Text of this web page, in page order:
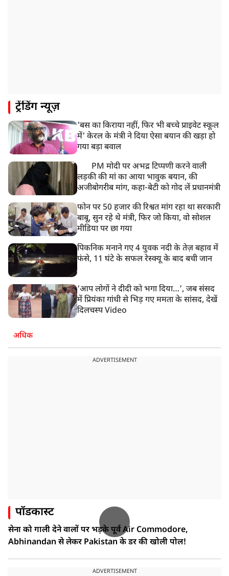
ट्रेंडिंग न्यूज़
'बस का किराया नहीं, फिर भी बच्चे प्राइवेट स्कूल
में' केरल के मंत्री ने दिया ऐसा बयान की खड़ा हो
गया बड़ा बवाल
PM मोदी पर अभद्र टिप्पणी करने वाली
लड़की की मां का आया भावुक बयान, की
अजीबोगरीब मांग, कहा-बेटी को गोद लें प्रधानमंत्री
फोन पर 50 हजार की रिश्वत मांग रहा था सरकारी
बाबू, सुन रहे थे मंत्री, फिर जो किया, वो सोशल
मीडिया पर छा गया
पिकनिक मनाने गए 4 युवक नदी के तेज़ बहाव में
फंसे, 11 घंटे के सफल रेस्क्यू के बाद बची जान
‘आप लोगों ने दीदी को भगा दिया…’, जब संसद
में प्रियंका गांधी से भिड़ गए ममता के सांसद, देखें
दिलचस्प Video
अधिक
ADVERTISEMENT
पॉडकास्ट
सेना को गाली देने वालों पर भड़के पूर्व Air Commodore,
Abhinandan से लेकर Pakistan के डर की खोली पोल!
ADVERTISEMENT